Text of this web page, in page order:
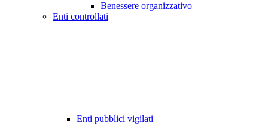
Benessere organizzativo
Enti controllati
Enti pubblici vigilati